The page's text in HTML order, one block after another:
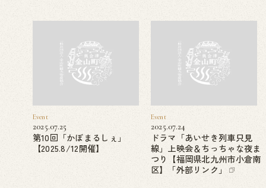
Event
2025.07.25
第10回「かぼまるしぇ」
【2025.8/12開催】
Event
2025.07.24
ドラマ「あいせき列車只見
線」上映会＆ちっちゃな夜ま
つり【福岡県北九州市小倉南
区】「外部リンク」